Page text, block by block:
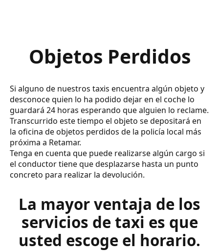
Objetos Perdidos
Si alguno de nuestros taxis encuentra algún objeto y
desconoce quien lo ha podido dejar en el coche lo
guardará 24 horas esperando que alguien lo reclame.
Transcurrido este tiempo el objeto se depositará en
la oficina de objetos perdidos de la policía local más
próxima a Retamar.
Tenga en cuenta que puede realizarse algún cargo si
el conductor tiene que desplazarse hasta un punto
concreto para realizar la devolución.
La mayor ventaja de los
servicios de taxi es que
usted escoge el horario.